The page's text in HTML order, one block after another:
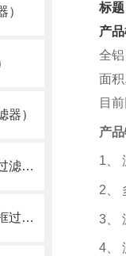
）
器）
全金属空气过滤器（全铝质空调过滤网）
初效纸框空气过滤器（一次性纸框过滤网）
标
产
全
面
目
产
1
2
3
4